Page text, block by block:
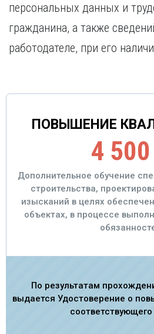
персональных данных и
гражданина, а также
работодателе, при его
ПОВЫШЕНИЕ
4
Дополнительное обучение
строительства,
изысканий в целях
объектах, в процессе
По результатам
выдается Удостоверение о